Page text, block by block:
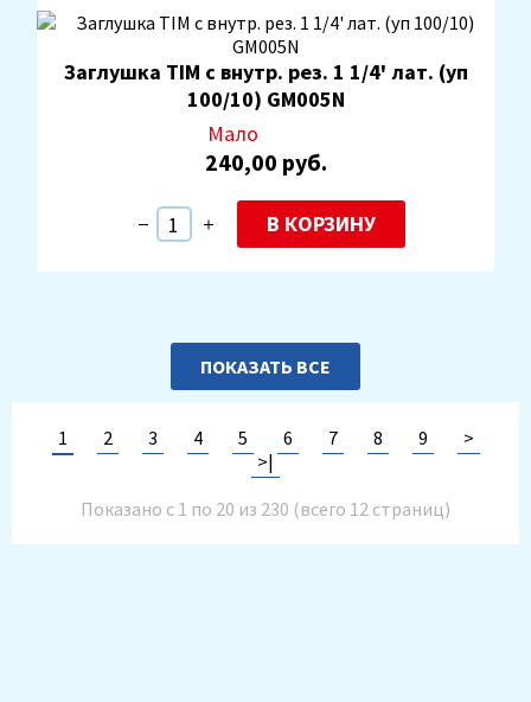
Заглушка TIM с внутр. рез. 1 1/4' лат. (уп
100/10) GM005N
Мало
240,00 руб.
В КОРЗИНУ
ПОКАЗАТЬ ВСЕ
1 2 3 4 5 6 7 8 9
>
>|
Показано с 1 по 20 из 230 (всего 12 страниц)